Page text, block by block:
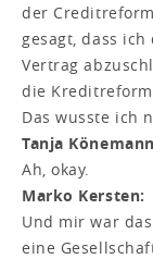
der
gesagt, dass
Vertrag
die
Das wusste ich
Tanja
Ah, okay.
Marko Kersten:
Und mir war
eine